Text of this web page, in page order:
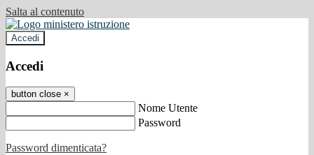
Salta al contenuto
Accedi
Accedi
button close ×
Nome Utente
Password
Password dimenticata?